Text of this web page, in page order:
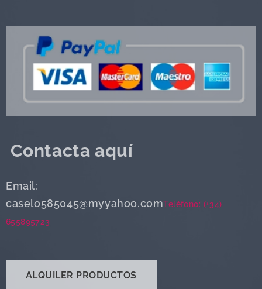
Contacta aquí
Email:
caselo585045@myyahoo.comTeléfono: (+34)
655895723
ALQUILER PRODUCTOS